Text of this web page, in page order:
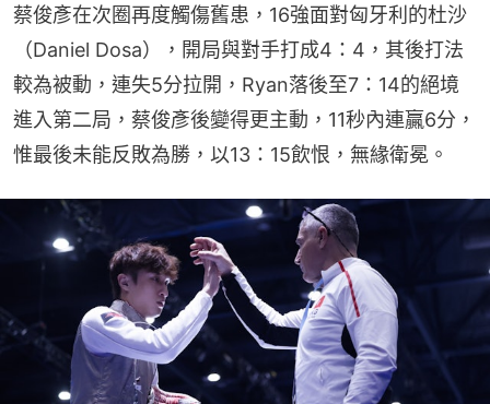
蔡俊彥在次圈再度觸傷舊患，16強面對匈牙利的杜沙
（Daniel Dosa），開局與對手打成4：4，其後打法
較為被動，連失5分拉開，Ryan落後至7：14的絕境
進入第二局，蔡俊彥後變得更主動，11秒內連贏6分，
惟最後未能反敗為勝，以13：15飲恨，無緣衛冕。